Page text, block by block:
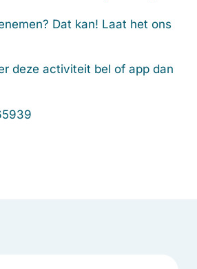
Dat kan! Laat het ons
deze activiteit bel of app dan